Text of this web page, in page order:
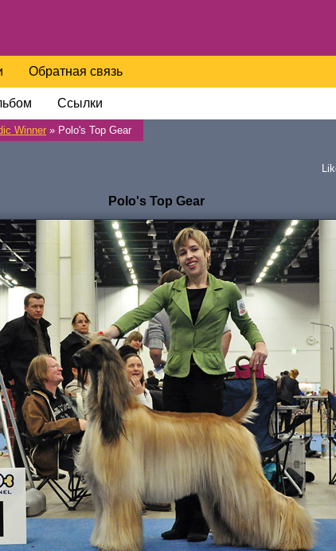
Ссылки
Обратная связь
Winner » Polo's Top Gear
Polo's Top Gear